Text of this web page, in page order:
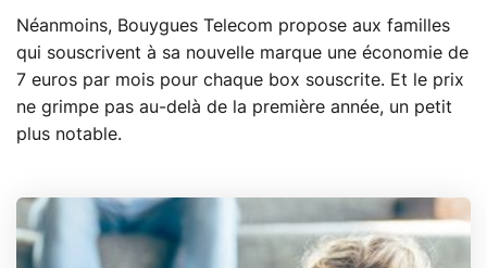
Néanmoins, Bouygues Telecom propose aux familles
qui souscrivent à sa nouvelle marque une économie de
7 euros par mois pour chaque box souscrite. Et le prix
ne grimpe pas au-delà de la première année, un petit
plus notable.